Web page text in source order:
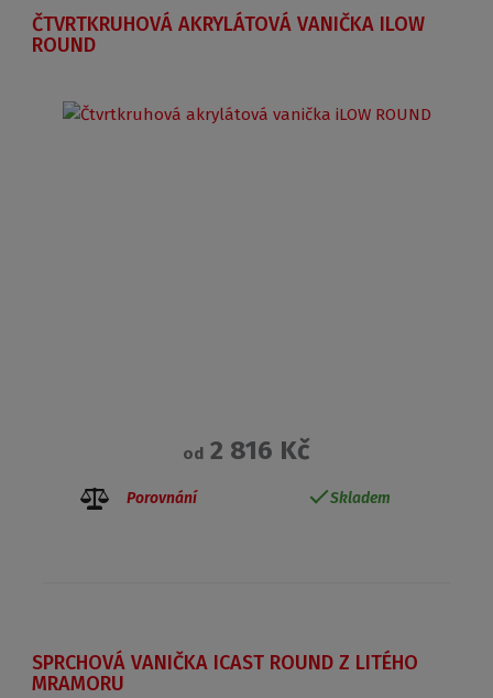
ČTVRTKRUHOVÁ AKRYLÁTOVÁ VANIČKA ILOW
ROUND
od 2 816 Kč
Porovnání Skladem
SPRCHOVÁ VANIČKA ICAST ROUND Z LITÉHO
MRAMORU